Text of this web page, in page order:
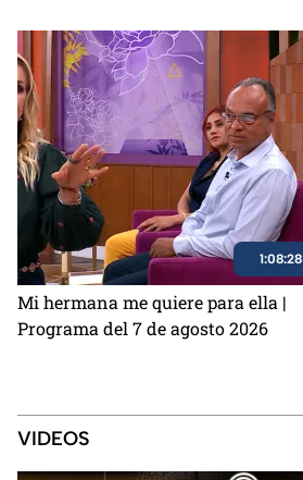
1:08:28
Mi hermana me quiere para ella |
Programa del 7 de agosto 2026
VIDEOS